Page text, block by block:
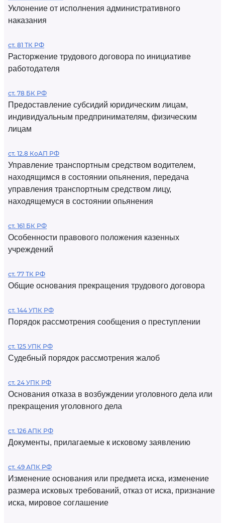
Уклонение от исполнения административного
наказания
ст. 81 ТК РФ
Расторжение трудового договора по инициативе
работодателя
ст. 78 БК РФ
Предоставление субсидий юридическим лицам,
индивидуальным предпринимателям, физическим
лицам
ст. 12.8 КоАП РФ
Управление транспортным средством водителем,
находящимся в состоянии опьянения, передача
управления транспортным средством лицу,
находящемуся в состоянии опьянения
ст. 161 БК РФ
Особенности правового положения казенных
учреждений
ст. 77 ТК РФ
Общие основания прекращения трудового договора
ст. 144 УПК РФ
Порядок рассмотрения сообщения о преступлении
ст. 125 УПК РФ
Судебный порядок рассмотрения жалоб
ст. 24 УПК РФ
Основания отказа в возбуждении уголовного дела или
прекращения уголовного дела
ст. 126 АПК РФ
Документы, прилагаемые к исковому заявлению
ст. 49 АПК РФ
Изменение основания или предмета иска, изменение
размера исковых требований, отказ от иска, признание
иска, мировое соглашение